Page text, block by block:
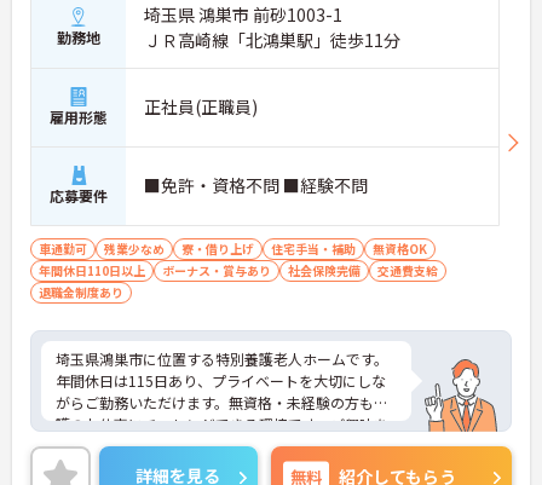
勤務地
埼玉県 鴻巣市 前砂1003-1
ＪＲ高崎線「北鴻巣駅」徒歩11分
雇用形態 正社員(正職員)
応募要件 ■免許・資格不問 ■経験不問
車通勤可 残業少なめ 寮・借り上げ 住宅手当・補助
無資格OK
年間休日110日以上
ボーナス・賞与あり 社会保険完備
交通費支給
退職金制度あり
埼玉県鴻巣市に位置する特別養護老人ホームです。
年間休日は115日あり、プライベートを大切にしな
がらご勤務いただけます。無資格・未経験の方も介
護のお仕事にチャレンジできる環境です。ご興味を
お持ちの方はお気軽にお問い合わせください。
詳細を見る 無料 紹介してもらう